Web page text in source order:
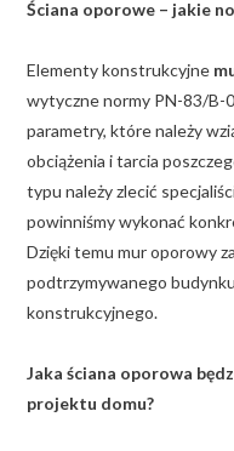
Ściana oporowe – jakie
Elementy konstrukcyjne
wytyczne normy PN-83/B-
parametry, które należy
obciążenia i tarcia
typu należy zlecić
powinniśmy wykonać
Dzięki temu mur oporowy
podtrzymywanego
konstrukcyjnego.
Jaka ściana oporowa
projektu domu?